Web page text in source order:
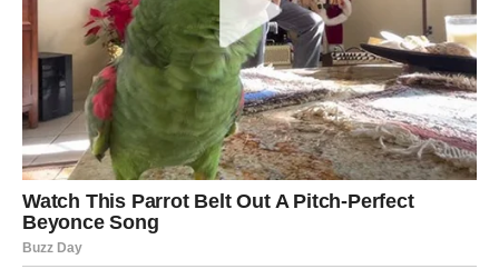
Privlačnost postaje nemoguće ignorisati
Sudbina vam donosi velike emocije.
STRIJELAC
Ljubav vam dolazi kroz spontani susret, druženje ili
izlazak.